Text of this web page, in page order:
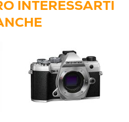
INTERESSARTI